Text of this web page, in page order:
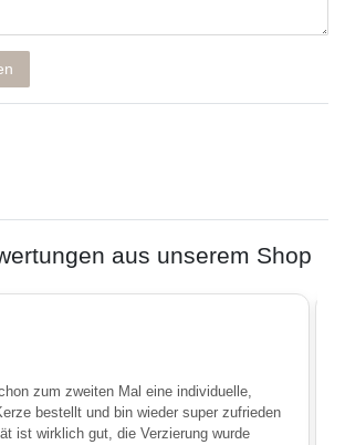
aus unserem Shop
zum zweiten Mal eine individuelle,
bestellt und bin wieder super zufrieden
ist wirklich gut, die Verzierung wurde